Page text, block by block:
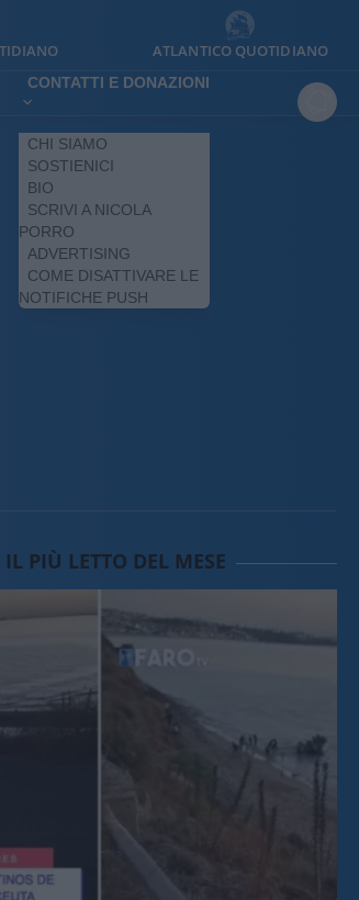
ATLANTICO QUOTIDIANO
CONTATTI E DONAZIONI
CHI SIAMO
SOSTIENICI
BIO
SCRIVI A NICOLA
PORRO
ADVERTISING
COME DISATTIVARE LE
NOTIFICHE PUSH
IL PIÙ LETTO DEL MESE